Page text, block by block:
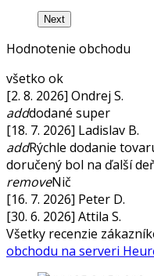
Next
Hodnotenie obchodu
všetko ok
[2. 8. 2026] Ondrej S.
adddodané super
[18. 7. 2026] Ladislav B.
addRýchle dodanie
doručený bol na ďalší
removeNič
[16. 7. 2026] Peter D.
[30. 6. 2026] Attila S.
Všetky recenzie
obchodu na serveri